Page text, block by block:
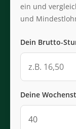
ein und
und
Dein Brutto-
Deine